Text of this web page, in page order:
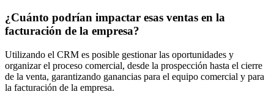
¿Cuánto podrían impactar esas ventas en la
facturación de la empresa?
Utilizando el CRM es posible gestionar las oportunidades y
organizar el proceso comercial, desde la prospección hasta el cierre
de la venta, garantizando ganancias para el equipo comercial y para
la facturación de la empresa.